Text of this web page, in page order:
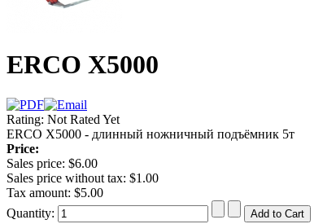
ERCO X5000
Rating: Not Rated Yet
ERCO X5000 - длинный ножничный подъёмник 5т
Price:
Sales price: $6.00
Sales price without tax: $1.00
Tax amount: $5.00
Quantity: